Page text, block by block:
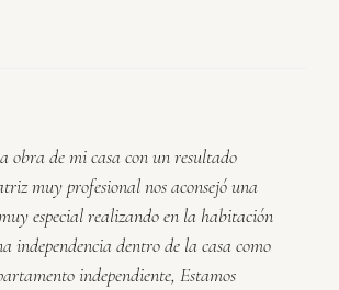
obra de mi casa con un resultado
muy profesional nos aconsejó una
especial realizando en la habitación
independencia dentro de la casa como
independiente, Estamos